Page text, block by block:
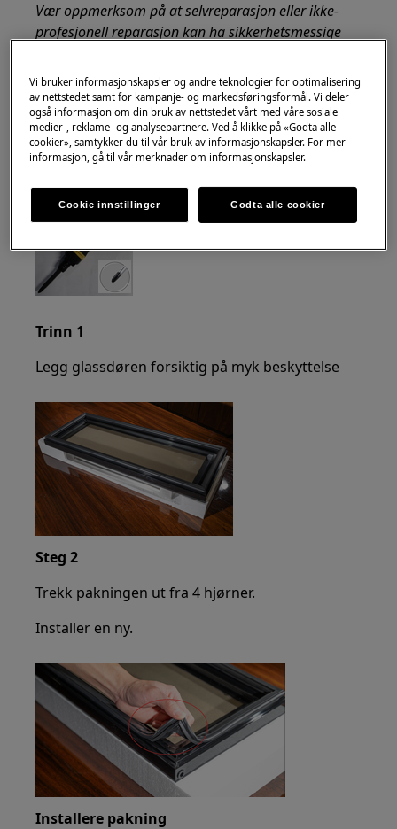
Vær oppmerksom på at selvreparasjon eller ikke-
profesjonell reparasjon kan ha sikkerhetsmessige
Hvordan skifte hengsler
VERKTØY:
6 × 300 kryssskruetrekker
Trinn 1
Legg glassdøren forsiktig på myk beskyttelse
Steg 2
Trekk pakningen ut fra 4 hjørner.
Installer en ny.
Installere pakning
Vi bruker informasjonskapsler og andre teknologier for optimalisering
av nettstedet samt for kampanje- og markedsføringsformål. Vi deler
også informasjon om din bruk av nettstedet vårt med våre sosiale
medier-, reklame- og analysepartnere. Ved å klikke på «Godta alle
cookier», samtykker du til vår bruk av informasjonskapsler. For mer
informasjon, gå til vår merknader om informasjonskapsler.
Cookie innstillinger Godta alle cookier